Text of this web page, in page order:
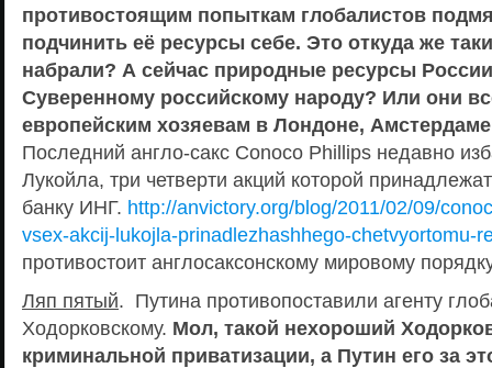
противостоящим попыткам глобалистов
подчинить её ресурсы себе. Это откуда же
набрали? А сейчас природные ресурсы
Суверенному российскому народу? Или они
европейским хозяевам в Лондоне,
Последний англо-сакс Conoco Phillips недавно
Лукойла, три четверти акций которой
банку ИНГ. http://anvictory.org/blog/2011/02/09/
vsex-akcij-lukojla-prinadlezhashhego-chetvyortomu-
противостоит англосаксонскому мировому
Ляп пятый. Путина противопоставили агенту
Ходорковскому. Мол, такой нехороший
криминальной приватизации, а Путин его за